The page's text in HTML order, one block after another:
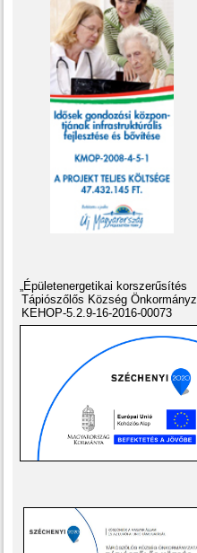
„Épületenergetikai korszerűsítés
Tápiószőlős Község
KEHOP-5.2.9-16-2016-00073